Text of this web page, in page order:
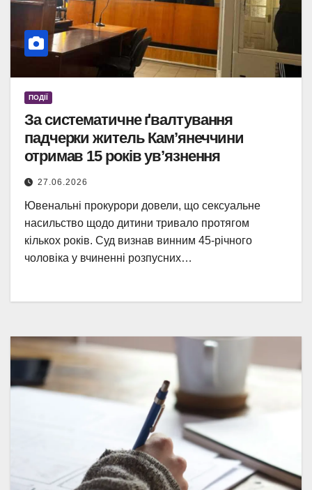
ПОДІЇ
За систематичне ґвалтування
падчерки житель Кам’янеччини
отримав 15 років ув’язнення
27.06.2026
Ювенальні прокурори довели, що сексуальне
насильство щодо дитини тривало протягом
кількох років. Суд визнав винним 45-річного
чоловіка у вчиненні розпусних…